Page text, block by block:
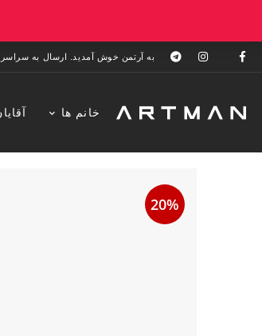
به آرتمن خوش آمدید. ارسال به سراسر ایران. 7 روز فرصت تست در منزل. 1 سال
خانم ها
20%